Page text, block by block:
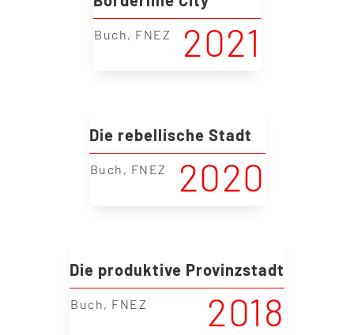
2021
Buch, FNEZ
Die rebellische Stadt
2020
Buch , FNEZ
Die produktive Provinzstadt
2018
Buch, FNEZ